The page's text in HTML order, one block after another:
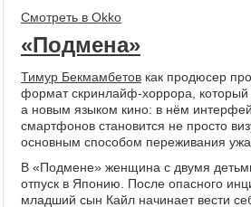
Смотреть в Okko
«Подмена»
Тимур Бекмамбетов как продюсер
формат скринлайф-хоррора, который
а новым языком кино: в нём
смартфонов становится не просто
основным способом переживания
В «Подмене» женщина с двумя
отпуск в Японию. После опасного
младший сын Кайл начинает вести